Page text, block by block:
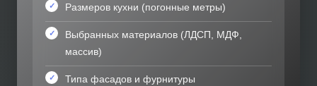
Размеров кухни (погонные метры)
Выбранных материалов (ЛДСП, МДФ,
массив)
Типа фасадов и фурнитуры